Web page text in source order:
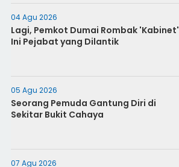
04 Agu 2026
Lagi, Pemkot Dumai Rombak 'Kabinet'
Ini Pejabat yang Dilantik
05 Agu 2026
Seorang Pemuda Gantung Diri di
Sekitar Bukit Cahaya
07 Agu 2026